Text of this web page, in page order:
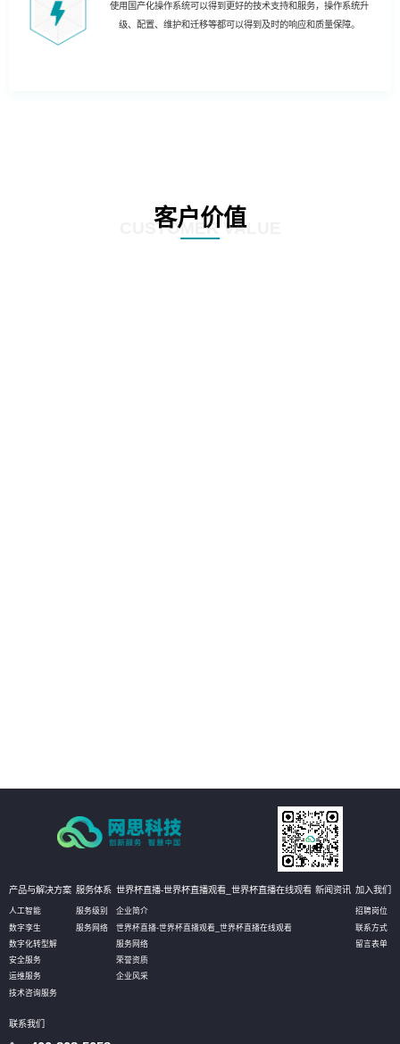
使用国产化操作系统可以得到更好的技术支持和服务，操作系统升
级、配置、维护和迁移等都可以得到及时的响应和质量保障。
客户价值
CUSTOMER VALUE
产品与解决方案
人工智能
数字孪生
数字化转型解
安全服务
运维服务
技术咨询服务
服务体系
服务级别
服务网络
世界杯直播-世界杯直播观看_世界杯直播在线观看
企业简介
世界杯直播-世界杯直播观看_世界杯直播在线观看
服务网络
荣誉资质
企业风采
新闻资讯 加入我们
招聘岗位
联系方式
留言表单
联系我们